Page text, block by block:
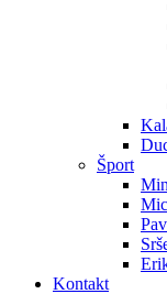
Šport
Kontakt